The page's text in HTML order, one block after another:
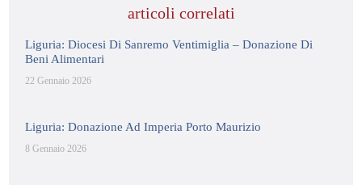
articoli correlati
Liguria: Diocesi Di Sanremo Ventimiglia – Donazione Di
Beni Alimentari
22 Gennaio 2026
Liguria: Donazione Ad Imperia Porto Maurizio
8 Gennaio 2026